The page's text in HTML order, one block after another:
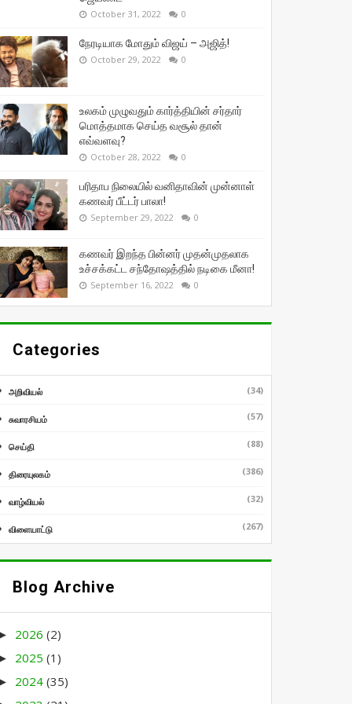
October 31, 2022 0
நேரடியாக மோதும் விஜய் – அஜித்!
October 29, 2022 0
உலகம் முழுவதும் கார்த்தியின் சர்தார்
மொத்தமாக செய்த வசூல் தான்
எவ்வளவு?
October 28, 2022 0
பரிதாப நிலையில் வனிதாவின் முன்னாள்
கணவர் பீட்டர் பாலா!
September 29, 2022 0
கணவர் இறந்த பின்னர் முதன்முதலாக
உச்சக்கட்ட சந்தோஷத்தில் நடிகை மீனா!
September 16, 2022 0
Categories
அறிவியல் (34)
சுவாரசியம் (57)
செய்தி (88)
திரையுலகம் (386)
வாழ்வியல் (32)
விளையாட்டு (267)
Blog Archive
► 2026(2)
► 2025(1)
► 2024(35)